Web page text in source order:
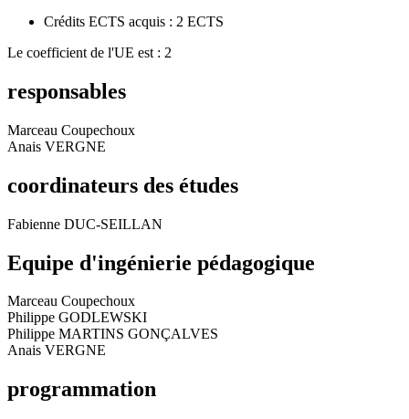
Crédits ECTS acquis : 2 ECTS
Le coefficient de l'UE est : 2
responsables
Marceau Coupechoux
Anais VERGNE
coordinateurs des études
Fabienne DUC-SEILLAN
Equipe d'ingénierie pédagogique
Marceau Coupechoux
Philippe GODLEWSKI
Philippe MARTINS GONÇALVES
Anais VERGNE
programmation